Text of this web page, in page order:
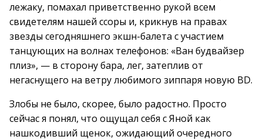
лежаку, помахал приветственно рукой всем
свидетелям нашей ссоры и, крикнув на правах
звезды сегодняшнего экшн-балета с участием
танцующих на волнах телефонов: «Ван будвайзер
плиз», — в сторону бара, лег, затеплив от
негаснущего на ветру любимого зиппаря новую BD.
Злобы не было, скорее, было радостно. Просто
сейчас я понял, что ощущал себя с Яной как
нашкодивший щенок, ожидающий очередного